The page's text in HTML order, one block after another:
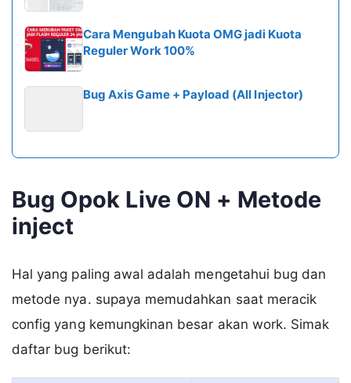
Cara Mengubah Kuota OMG jadi Kuota
Reguler Work 100%
Bug Axis Game + Payload (All Injector)
Bug Opok Live ON + Metode
inject
Hal yang paling awal adalah mengetahui bug dan
metode nya. supaya memudahkan saat meracik
config yang kemungkinan besar akan work. Simak
daftar bug berikut: